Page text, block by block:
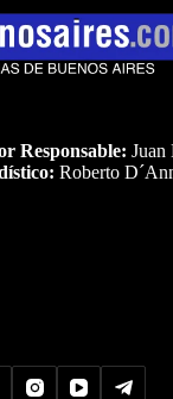
Responsable: Juan
Roberto